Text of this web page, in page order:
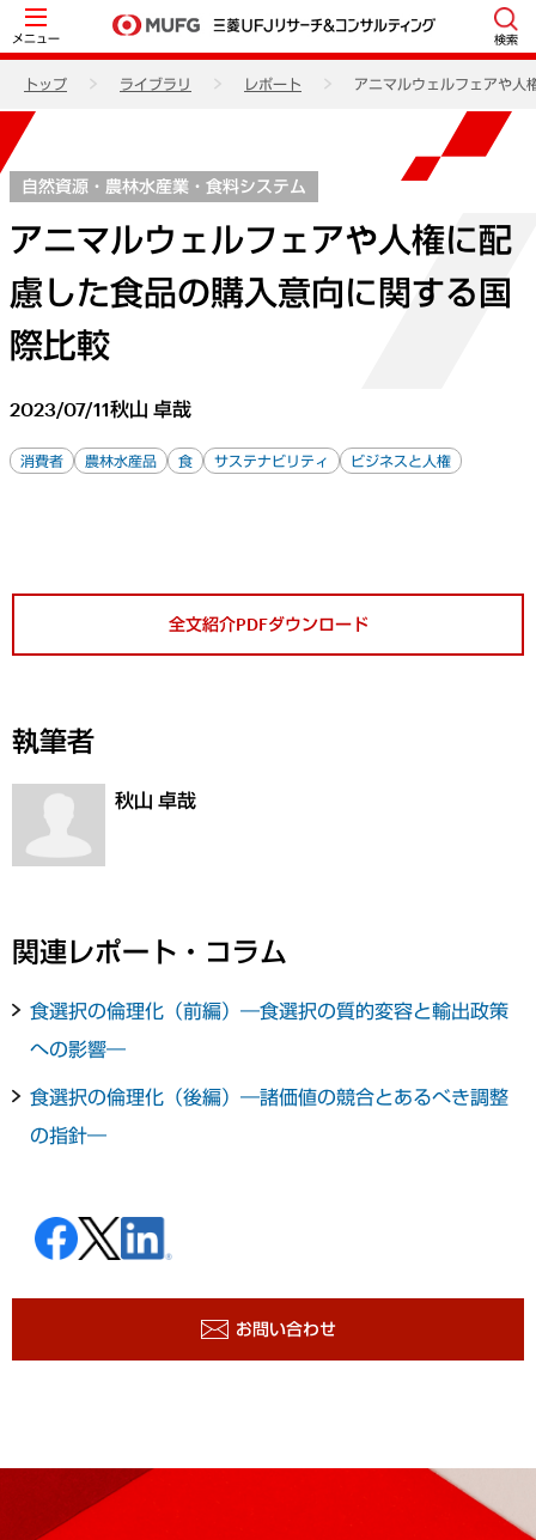
メニュー 検索
トップ ライブラリ レポート アニマルウェルフェアや人
自然資源・農林水産業・食料システム
アニマルウェルフェアや人権に配
慮した食品の購入意向に関する国
際比較
2023/07/11秋山 卓哉
消費者 農林水産品 食 サステナビリティ ビジネスと人権
全文紹介PDFダウンロード
執筆者
秋山 卓哉
関連レポート・コラム
食選択の倫理化（前編）―食選択の質的変容と輸出政策
への影響―
食選択の倫理化（後編）―諸価値の競合とあるべき調整
の指針―
お問い合わせ